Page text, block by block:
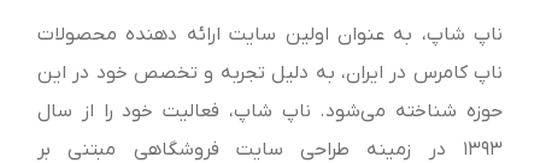
ناپ شاپ، به عنوان اولین سایت ارائه‌ دهنده محصولات
ناپ کامرس در ایران، به دلیل تجربه و تخصص خود در این
حوزه شناخته می‌شود. ناپ شاپ، فعالیت خود را از سال
1393 در زمینه طراحی سایت فروشگاهی مبتنی بر